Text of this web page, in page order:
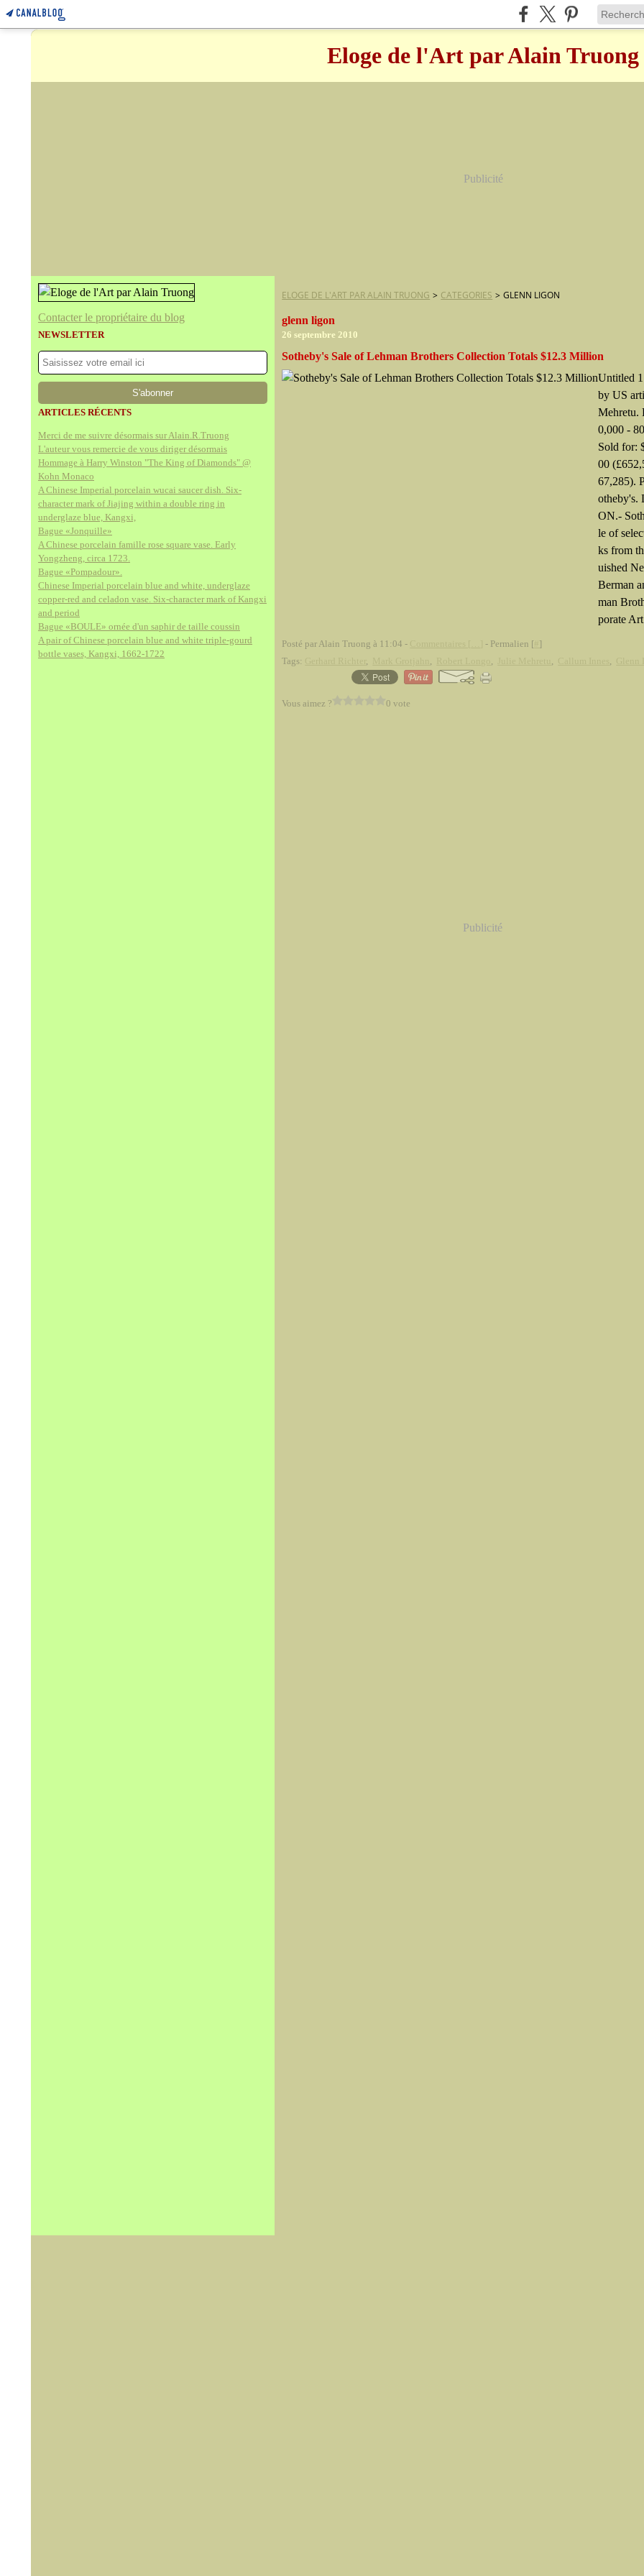
Eloge de l'Art par Alain Truong
Publicité
Contacter le propriétaire du blog
NEWSLETTER
ARTICLES RÉCENTS
Merci de me suivre désormais sur Alain.R.Truong
L'auteur vous remercie de vous diriger désormais
Hommage à Harry Winston "The King of Diamonds" @
Kohn Monaco
A Chinese Imperial porcelain wucai saucer dish. Six-
character mark of Jiajing within a double ring in
underglaze blue, Kangxi,
Bague «Jonquille»
A Chinese porcelain famille rose square vase. Early
Yongzheng, circa 1723.
Bague «Pompadour».
Chinese Imperial porcelain blue and white, underglaze
copper-red and celadon vase. Six-character mark of Kangxi
and period
Bague «BOULE» ornée d'un saphir de taille coussin
A pair of Chinese porcelain blue and white triple-gourd
bottle vases, Kangxi, 1662-1722
ELOGE DE L'ART PAR ALAIN TRUONG > CATEGORIES > GLENN LIGON
glenn ligon
26 septembre 2010
Sotheby's Sale of Lehman Brothers Collection Totals $12.3 Million
Untitled
by US
Mehretu.
0,000 -
Sold for:
00
67,285).
otheby's.
ON.-
le of
ks from
uished
Berman
man
porate
Posté par Alain Truong à 11:04 - - Permalien [ ]
Tags:
, , , , ,
Vous aimez ? 0 vote
Publicité